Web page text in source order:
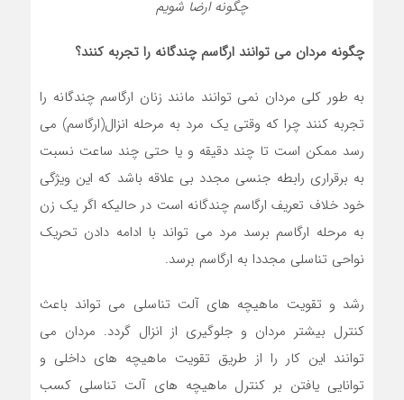
چگونه ارضا شویم
چگونه مردان می توانند ارگاسم چندگانه را تجربه کنند؟
به طور کلی مردان نمی توانند مانند زنان ارگاسم چندگانه را
تجربه کنند چرا که وقتی یک مرد به مرحله انزال(ارگاسم) می
رسد ممکن است تا چند دقیقه و یا حتی چند ساعت نسبت
به برقراری رابطه جنسی مجدد بی علاقه باشد که این ویژگی
خود خلاف تعریف ارگاسم چندگانه است در حالیکه اگر یک زن
به مرحله ارگاسم برسد مرد می تواند با ادامه دادن تحریک
نواحی تناسلی مجددا به ارگاسم برسد.
رشد و تقویت ماهیچه های آلت تناسلی می تواند باعث
کنترل بیشتر مردان و جلوگیری از انزال گردد. مردان می
توانند این کار را از طریق تقویت ماهیچه های داخلی و
توانایی یافتن بر کنترل ماهیچه های آلت تناسلی کسب